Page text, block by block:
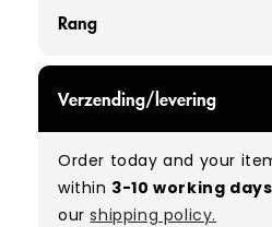
Rang
can expect items that
with minimal signs of
used, they remain free
and are in excellent
Verzending/levering
Order today and your
within 3-10 working
ourshipping policy.